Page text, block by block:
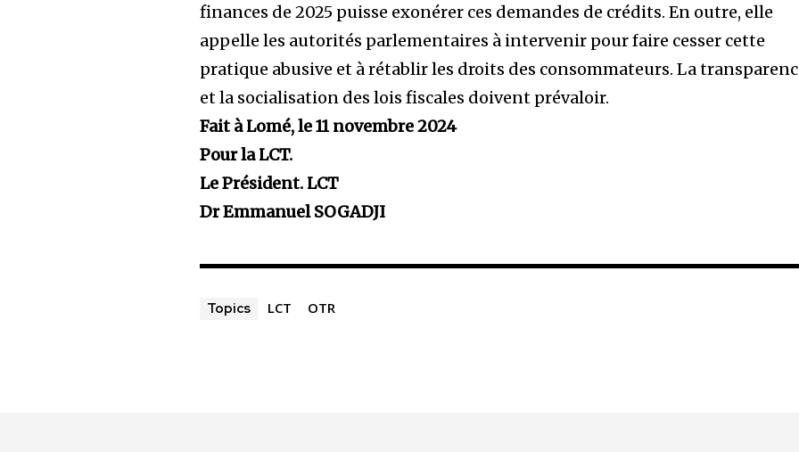
finances de 2025 puisse exonérer ces demandes de crédits. En outre, elle
appelle les autorités parlementaires à intervenir pour faire cesser cette
pratique abusive et à rétablir les droits des consommateurs. La
et la socialisation des lois fiscales doivent prévaloir.
Fait à Lomé, le 11 novembre 2024
Pour la LCT.
Le Président. LCT
Dr Emmanuel SOGADJI
Topics LCT OTR